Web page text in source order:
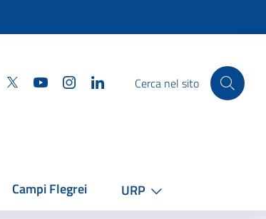
Facebook
Twitter YouTube InstagramLinkedinCerca nel sito
Campi Flegrei URP